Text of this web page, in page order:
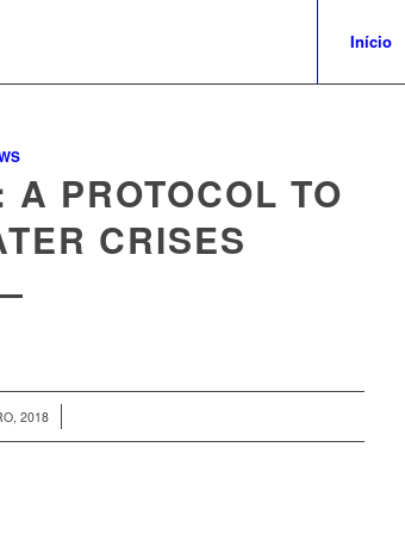
Início
A PROTOCOL TO
CRISES
2018